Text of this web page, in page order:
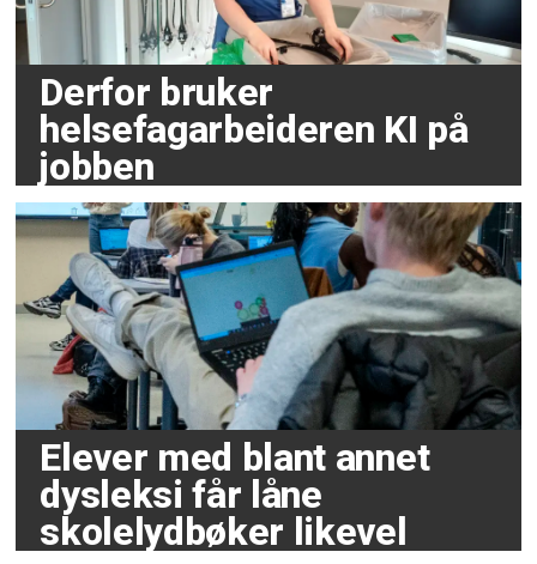
Derfor bruker
helsefagarbeideren KI på
jobben
Elever med blant annet
dysleksi får låne
skolelydbøker likevel